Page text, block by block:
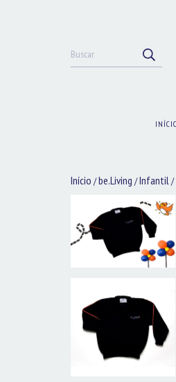
Início /be.Living /Infantil /